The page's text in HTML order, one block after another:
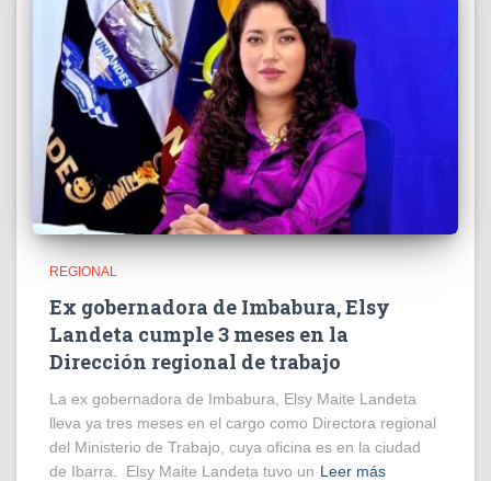
REGIONAL
Ex gobernadora de Imbabura, Elsy
Landeta cumple 3 meses en la
Dirección regional de trabajo
La ex gobernadora de Imbabura, Elsy Maite Landeta
lleva ya tres meses en el cargo como Directora regional
del Ministerio de Trabajo, cuya oficina es en la ciudad
de Ibarra. Elsy Maite Landeta tuvo un Leer más